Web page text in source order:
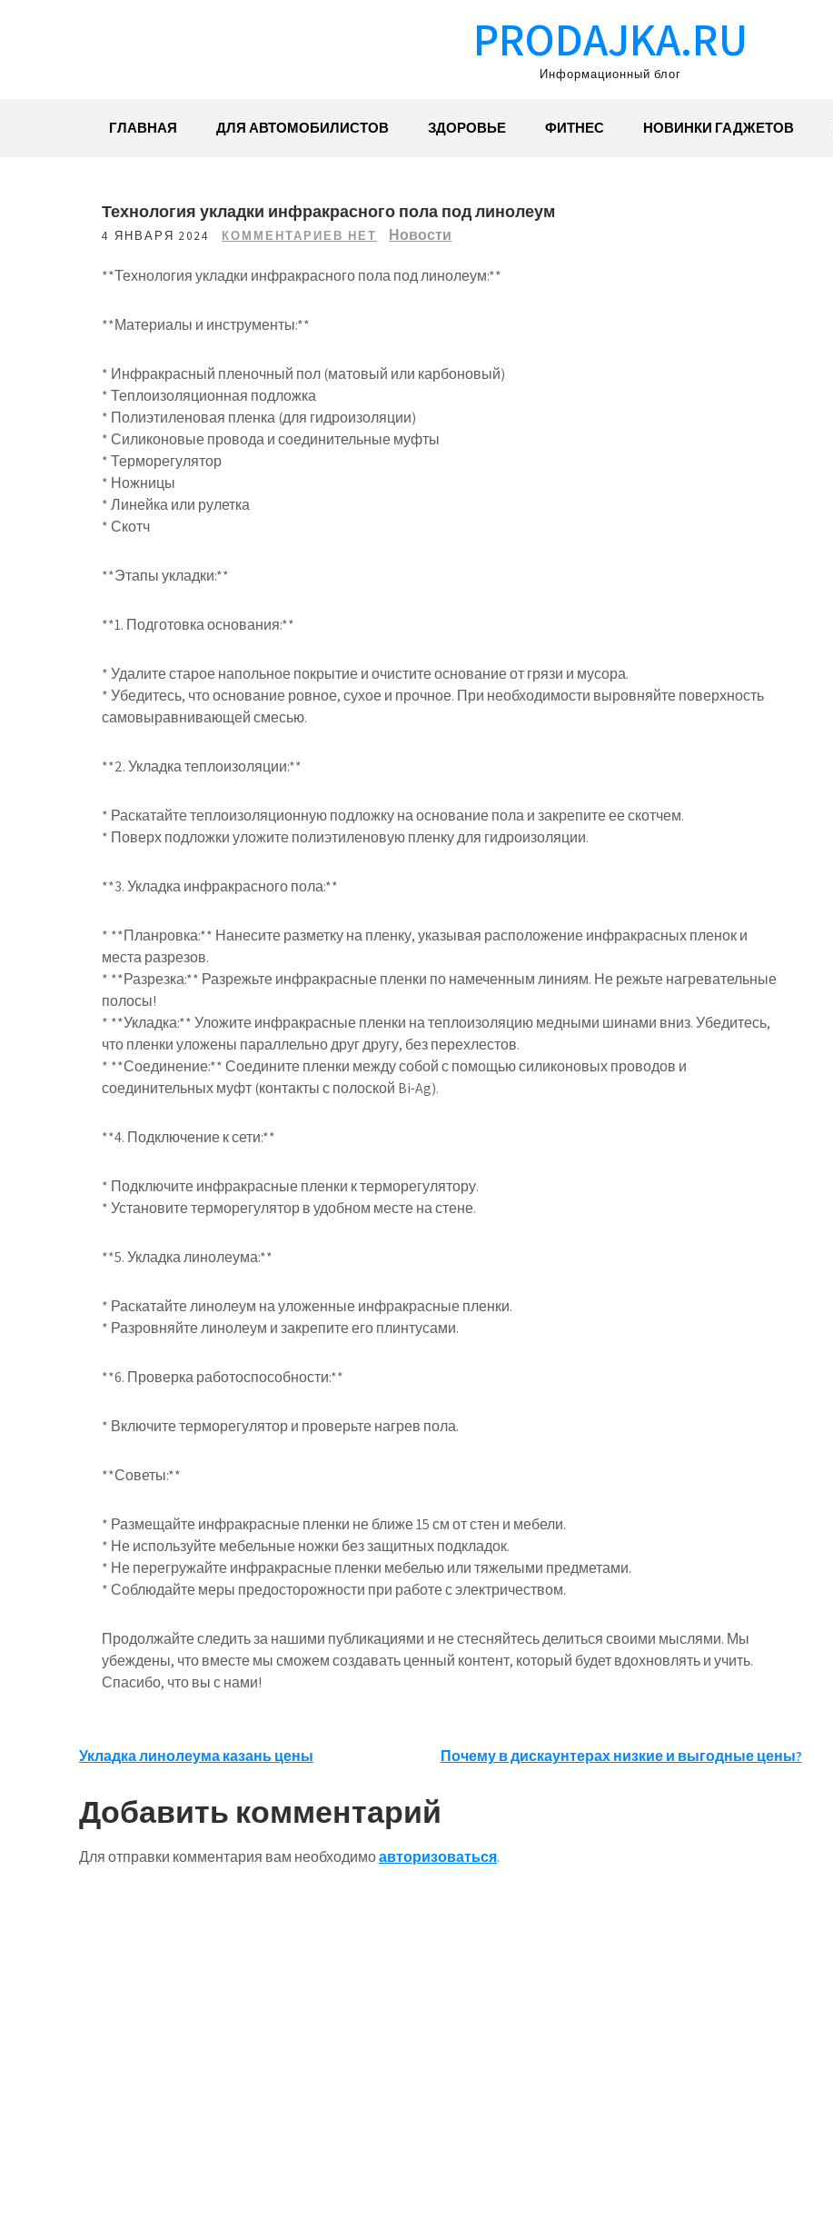
PRODAJKA.RU
Информационный блог
ГЛАВНАЯ ДЛЯ АВТОМОБИЛИСТОВ ЗДОРОВЬЕ ФИТНЕС НОВИНКИ ГАДЖЕТОВ
Технология укладки инфракрасного пола под линолеум
4 ЯНВАРЯ 2024 КОММЕНТАРИЕВ НЕТ Новости
**Технология укладки инфракрасного пола под линолеум:**
**Материалы и инструменты:**
* Инфракрасный пленочный пол (матовый или карбоновый)
* Теплоизоляционная подложка
* Полиэтиленовая пленка (для гидроизоляции)
* Силиконовые провода и соединительные муфты
* Терморегулятор
* Ножницы
* Линейка или рулетка
* Скотч
**Этапы укладки:**
**1. Подготовка основания:**
* Удалите старое напольное покрытие и очистите основание от грязи и мусора.
* Убедитесь, что основание ровное, сухое и прочное. При необходимости выровняйте поверхность
самовыравнивающей смесью.
**2. Укладка теплоизоляции:**
* Раскатайте теплоизоляционную подложку на основание пола и закрепите ее скотчем.
* Поверх подложки уложите полиэтиленовую пленку для гидроизоляции.
**3. Укладка инфракрасного пола:**
* **Планровка:** Нанесите разметку на пленку, указывая расположение инфракрасных пленок и
места разрезов.
* **Разрезка:** Разрежьте инфракрасные пленки по намеченным линиям. Не режьте нагревательные
полосы!
* **Укладка:** Уложите инфракрасные пленки на теплоизоляцию медными шинами вниз. Убедитесь,
что пленки уложены параллельно друг другу, без перехлестов.
* **Соединение:** Соедините пленки между собой с помощью силиконовых проводов и
соединительных муфт (контакты с полоской Bi-Ag).
**4. Подключение к сети:**
* Подключите инфракрасные пленки к терморегулятору.
* Установите терморегулятор в удобном месте на стене.
**5. Укладка линолеума:**
* Раскатайте линолеум на уложенные инфракрасные пленки.
* Разровняйте линолеум и закрепите его плинтусами.
**6. Проверка работоспособности:**
* Включите терморегулятор и проверьте нагрев пола.
**Советы:**
* Размещайте инфракрасные пленки не ближе 15 см от стен и мебели.
* Не используйте мебельные ножки без защитных подкладок.
* Не перегружайте инфракрасные пленки мебелью или тяжелыми предметами.
* Соблюдайте меры предосторожности при работе с электричеством.
Продолжайте следить за нашими публикациями и не стесняйтесь делиться своими мыслями. Мы
убеждены, что вместе мы сможем создавать ценный контент, который будет вдохновлять и учить.
Спасибо, что вы с нами!
Навигация
по
записям
Укладка линолеума казань цены Почему в дискаунтерах низкие и выгодные цены?
Добавить комментарий
Для отправки комментария вам необходимоавторизоваться.